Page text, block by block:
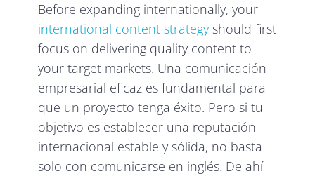
Before expanding internationally, your
international content strategyshould first
focus on delivering quality content to
your target markets. Una comunicación
empresarial eficaz es fundamental para
que un proyecto tenga éxito. Pero si tu
objetivo es establecer una reputación
internacional estable y sólida, no basta
solo con comunicarse en inglés. De ahí